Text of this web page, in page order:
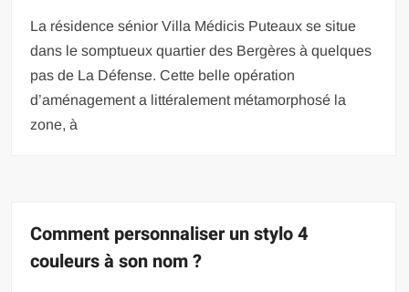
La résidence sénior Villa Médicis Puteaux se situe
dans le somptueux quartier des Bergères à quelques
pas de La Défense. Cette belle opération
d’aménagement a littéralement métamorphosé la
zone, à
Comment personnaliser un stylo 4
couleurs à son nom ?